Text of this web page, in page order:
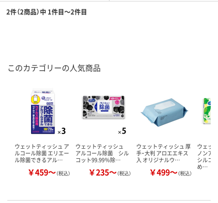
2件（2商品）中 1件目～2件目
このカテゴリーの人気商品
ウェットティッシュ ア
ルコール除菌 エリエー
ル除菌できるアル…
￥459～（税込）
ウェットティッシュ
アルコール除菌 シル
コット99.99％除…
￥235～（税込）
ウェットティッシュ 厚
手・大判 アロエエキス
入 オリジナルウ…
￥499～（税込）
ウェッ
ノンア
シルコ
め…